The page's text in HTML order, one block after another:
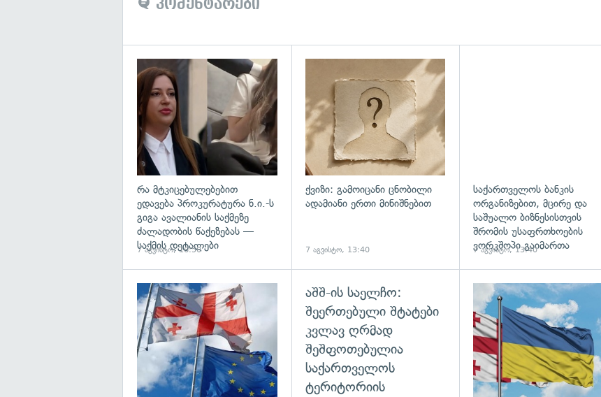
კომენტარები
რა მტკიცებულებებით
ედავება პროკურატურა ნ.ი.-ს
გიგა ავალიანის საქმეზე
ძალადობის წაქეზებას —
საქმის დეტალები
7 აგვისტო, 16:50
ქვიზი: გამოიცანი ცნობილი
ადამიანი ერთი მინიშნებით
7 აგვისტო, 13:40
საქართველოს ბანკის
ორგანიზებით, მცირე და
საშუალო ბიზნესისთვის
შრომის უსაფრთხოების
ვორკშოპი გაიმართა
7 აგვისტო, 13:40
გადახედვა
აშშ-ის საელჩო:
შეერთებული შტატები
კვლავ ღრმად
შეშფოთებულია
საქართველოს
ტერიტორიის